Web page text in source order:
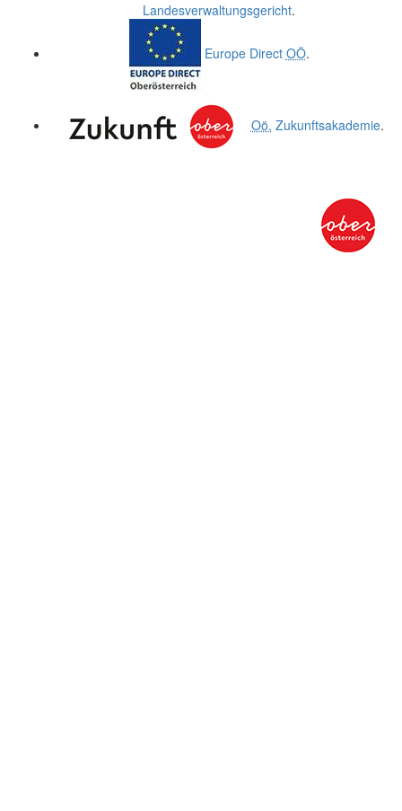
Landesverwaltungsgericht.
Europe Direct OÖ.
Oö. Zukunftsakademie.